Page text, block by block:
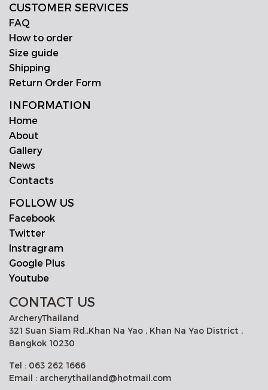
CUSTOMER SERVICES
FAQ
How to order
Size guide
Shipping
Return Order Form
INFORMATION
Home
About
Gallery
News
Contacts
FOLLOW US
Facebook
Twitter
Instragram
Google Plus
Youtube
CONTACT US
ArcheryThailand
321 Suan Siam Rd.,Khan Na Yao , Khan Na Yao District ,
Bangkok 10230
Tel : 063 262 1666
Email : archerythailand@hotmail.com